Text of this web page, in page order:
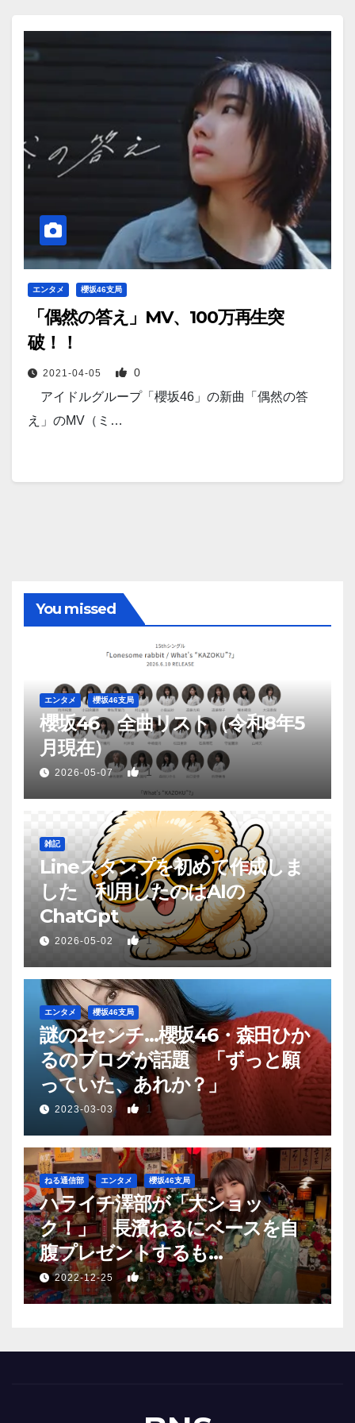
エンタメ 櫻坂46支局
「偶然の答え」MV、100万再生突
破！！
2021-04-05 0
アイドルグループ「櫻坂46」の新曲「偶然の答
え」のMV（ミ…
You missed
エンタメ 櫻坂46支局
櫻坂46 全曲リスト（令和8年5
月現在）
2026-05-07 1
雑記
Lineスタンプを初めて作成しま
した 利用したのはAIの
ChatGpt
2026-05-02 1
エンタメ 櫻坂46支局
謎の2センチ…櫻坂46・森田ひか
るのブログが話題 「ずっと願
っていた、あれか？」
2023-03-03 1
ねる通信部 エンタメ 櫻坂46支局
ハライチ澤部が「大ショッ
ク！」 長濱ねるにベースを自
腹プレゼントするも…
2022-12-25 1